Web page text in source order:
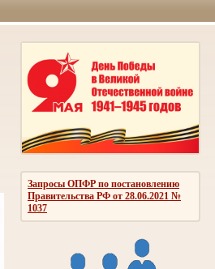
Запросы ОПФР по постановлению
Правительства РФ от 28.06.2021 №
1037